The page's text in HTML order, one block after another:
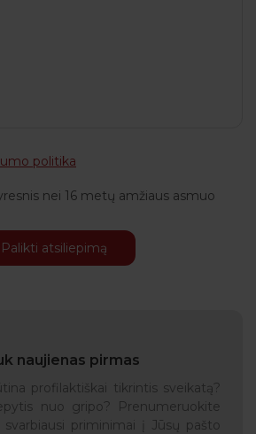
politika
nei 16 metų amžiaus asmuo
naujienas pirmas
profilaktiškai tikrintis sveikatą?
nuo gripo? Prenumeruokite
svarbiausi priminimai į Jūsų pašto